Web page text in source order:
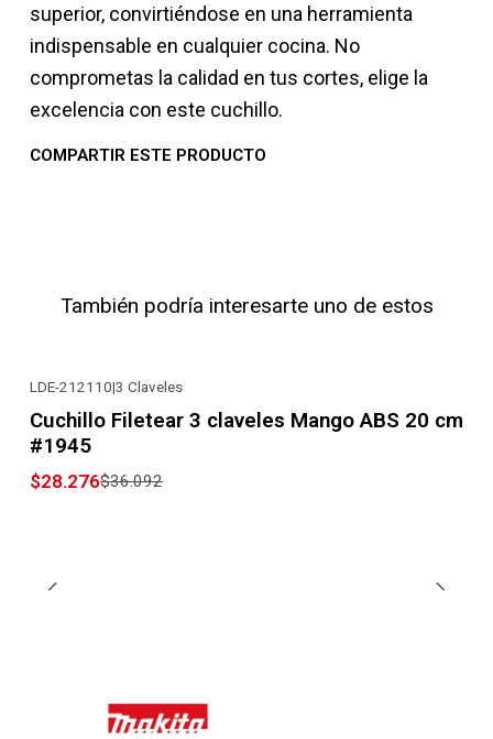
superior, convirtiéndose en una herramienta
indispensable en cualquier cocina. No
comprometas la calidad en tus cortes, elige la
excelencia con este cuchillo.
COMPARTIR ESTE PRODUCTO
También podría interesarte uno de estos
LDE-212110|3 Claveles
Cuchillo Filetear 3 claveles Mango ABS 20 cm
#1945
$28.276$36.092